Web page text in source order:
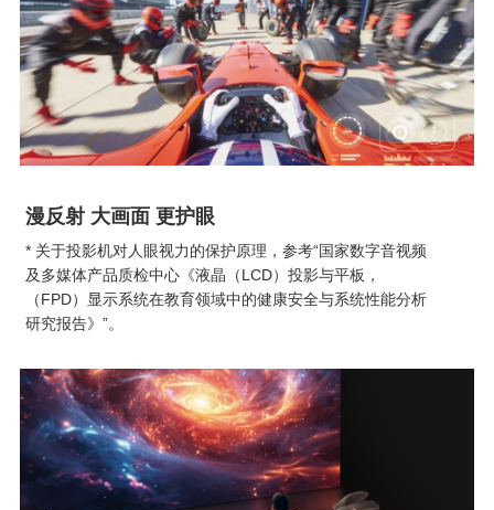
漫反射 大画面 更护眼
* 关于投影机对人眼视力的保护原理，参考“国家数字音视频
及多媒体产品质检中心《液晶（LCD）投影与平板，
（FPD）显示系统在教育领域中的健康安全与系统性能分析
研究报告》”。